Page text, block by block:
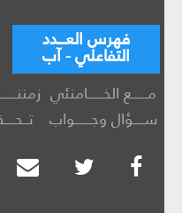
فهرس العـــدد
التفاعلي - آب
مــــــع الخــــــامنئي
ســــؤال وجــــــواب